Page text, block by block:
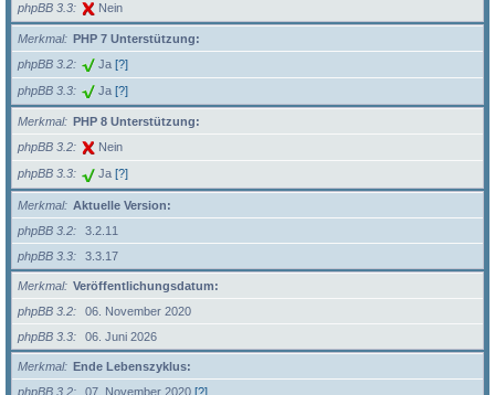
phpBB 3.3 Nein
Merkmal
PHP 7 Unterstützung:
phpBB 3.2
Ja [?]
phpBB 3.3 Ja [?]
Merkmal
PHP 8 Unterstützung:
phpBB 3.2
Nein
phpBB 3.3 Ja [?]
Merkmal
Aktuelle Version:
phpBB 3.2
3.2.11
phpBB 3.3
3.3.17
Merkmal
Veröffentlichungsdatum:
phpBB 3.2
06. November 2020
phpBB 3.3
06. Juni 2026
Merkmal
Ende Lebenszyklus:
phpBB 3.2
07. November 2020 [?]